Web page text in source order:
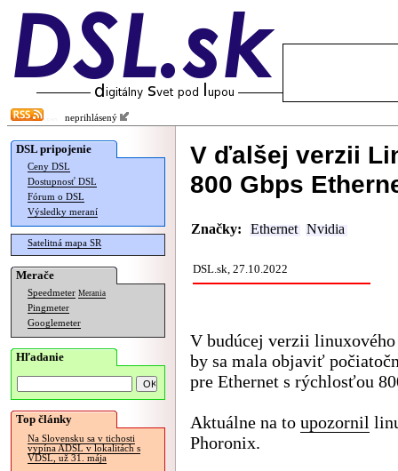
neprihlásený
DSL pripojenie
Ceny DSL
Dostupnosť DSL
Fórum o DSL
Výsledky meraní
Satelitná mapa SR
Merače
Speedmeter Merania
Pingmeter
Googlemeter
Hľadanie
Top články
Na Slovensku sa v tichosti
vypína ADSL v lokalitách s
VDSL, už 31. mája
V ďalšej verzii
800 Gbps
Značky: Ethernet Nvidia
DSL.sk, 27.10.2022
V budúcej verzii linuxového
by sa mala objaviť
pre Ethernet s rýchlosťou
Aktuálne na to upozornil
Phoronix.